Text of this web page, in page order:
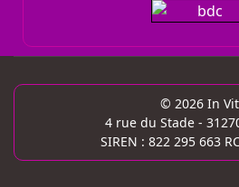
© 2026 In
4 rue du Stade -
SIREN : 822 295 663